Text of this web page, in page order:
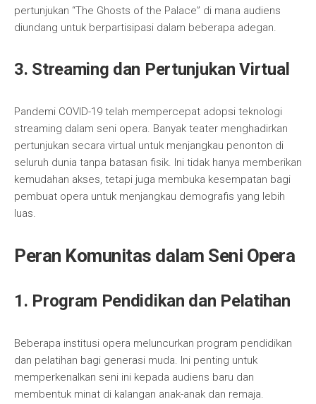
pertunjukan “The Ghosts of the Palace” di mana audiens
diundang untuk berpartisipasi dalam beberapa adegan.
3. Streaming dan Pertunjukan Virtual
Pandemi COVID-19 telah mempercepat adopsi teknologi
streaming dalam seni opera. Banyak teater menghadirkan
pertunjukan secara virtual untuk menjangkau penonton di
seluruh dunia tanpa batasan fisik. Ini tidak hanya memberikan
kemudahan akses, tetapi juga membuka kesempatan bagi
pembuat opera untuk menjangkau demografis yang lebih
luas.
Peran Komunitas dalam Seni Opera
1. Program Pendidikan dan Pelatihan
Beberapa institusi opera meluncurkan program pendidikan
dan pelatihan bagi generasi muda. Ini penting untuk
memperkenalkan seni ini kepada audiens baru dan
membentuk minat di kalangan anak-anak dan remaja.